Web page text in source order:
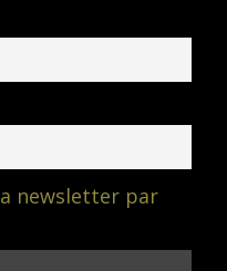
newsletter par